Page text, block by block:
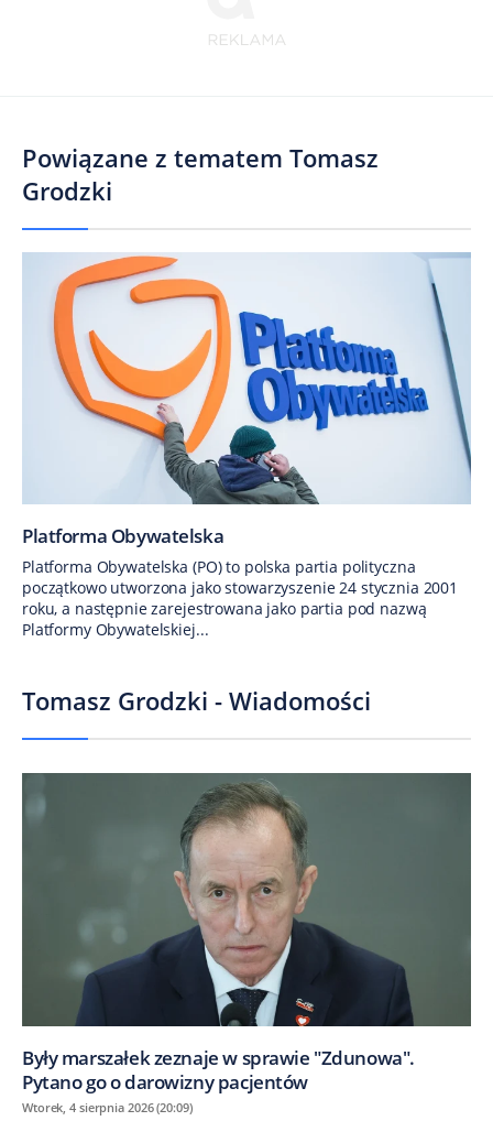
Powiązane z tematem Tomasz
Grodzki
Platforma Obywatelska
Platforma Obywatelska (PO) to polska partia polityczna
początkowo utworzona jako stowarzyszenie 24 stycznia 2001
roku, a następnie zarejestrowana jako partia pod nazwą
Platformy Obywatelskiej...
Tomasz Grodzki - Wiadomości
Były marszałek zeznaje w sprawie "Zdunowa".
Pytano go o darowizny pacjentów
Wtorek, 4 sierpnia 2026 (20:09)